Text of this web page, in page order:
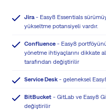
Jira- Easy8 Essentials
yükseltme potansiyeli vardır.
Confluence - Easy8
yönetme ihtiyaçlarını dikkate
tarafından değiştirilir
Service Desk- geleneksel
BitBucket - GitLab ve Easy8
değiştirilir